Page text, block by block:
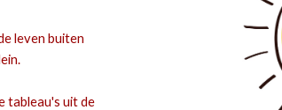
leven buiten
tableau's uit de